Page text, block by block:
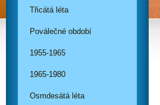
Třicátá léta
Poválečné období
1955-1965
1965-1980
Osmdesátá léta